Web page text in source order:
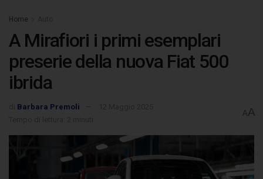
Home
A Mirafiori i primi esemplari
preserie della nuova Fiat 500
ibrida
Barbara Premoli
AA